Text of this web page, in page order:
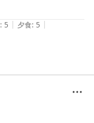
: 5 | 夕食: 5 |